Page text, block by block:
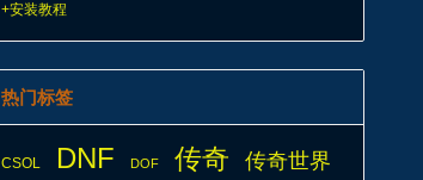
+安装教程
热门标签
CSOL DNF DOF 传奇 传奇世界